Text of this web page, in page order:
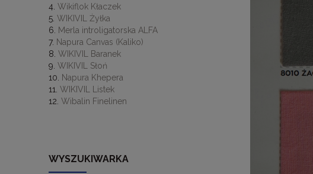
Wikiflok Kłaczek
WIKIVIL Żyłka
Merla introligatorska ALFA
Napura Canvas (Kaliko)
WIKIVIL Baranek
WIKIVIL Słoń
Napura Khepera
WIKIVIL Listek
Wibalin Finelinen
WYSZUKIWARKA